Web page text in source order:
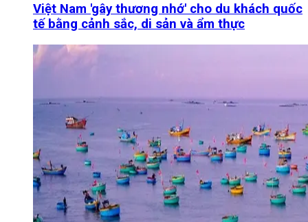
Việt Nam 'gây thương nhớ' cho du khách quốc
tế bằng cảnh sắc, di sản và ẩm thực